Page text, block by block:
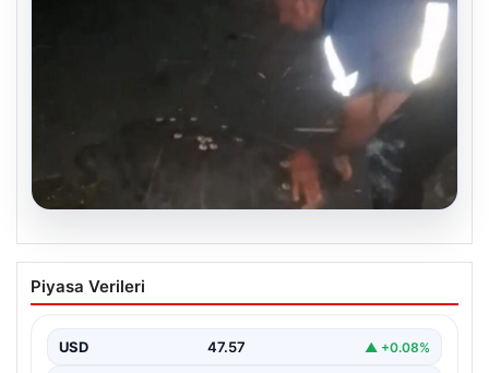
04.08.2026
Sahilde yönünü şaşıran caretta
carettayı vatandaşlar denize ulaştırdı
Piyasa Verileri
USD 47.57 ▲ +0.08%